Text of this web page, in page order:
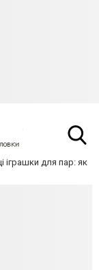
іграшки для пар: як